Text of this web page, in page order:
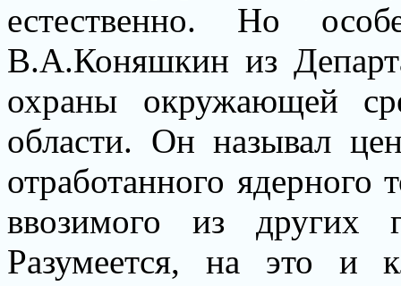
естественно. Но
В.А.Коняшкин из
охраны окружающей
области. Он называл
отработанного ядерного
ввозимого из других
Разумеется, на это и